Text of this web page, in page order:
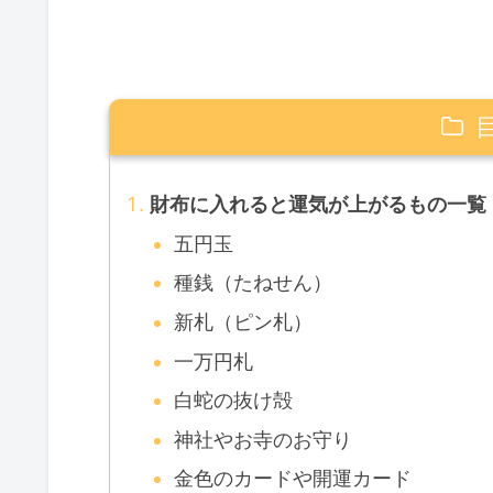
財布に入れると運気が上がるもの一覧
五円玉
種銭（たねせん）
新札（ピン札）
一万円札
白蛇の抜け殻
神社やお寺のお守り
金色のカードや開運カード